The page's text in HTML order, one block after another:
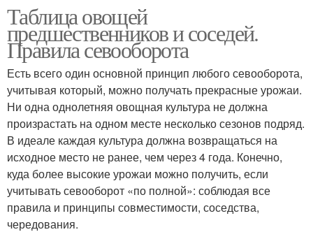
Таблица овощей
предшественников и соседей.
Правила севооборота
Есть всего один основной принцип любого севооборота,
учитывая который, можно получать прекрасные урожаи.
Ни одна однолетняя овощная культура не должна
произрастать на одном месте несколько сезонов подряд.
В идеале каждая культура должна возвращаться на
исходное место не ранее, чем через 4 года. Конечно,
куда более высокие урожаи можно получить, если
учитывать севооборот «по полной»: соблюдая все
правила и принципы совместимости, соседства,
чередования.